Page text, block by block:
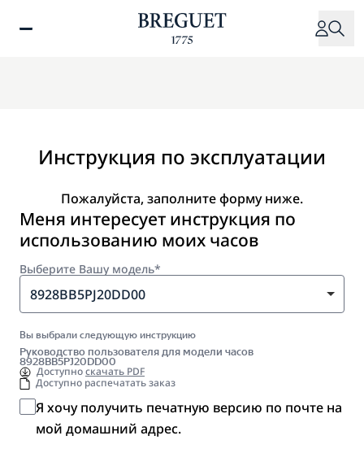
Инструкция по эксплуатации
Пожалуйста, заполните форму ниже.
Меня интересует инструкция по
использованию моих часов
Выберите Вашу модель*
8928BB5PJ20DD00
Вы выбрали следующую инструкцию
Руководство пользователя для модели часов
8928BB5PJ20DD00
Доступноскачать PDF
Доступно распечатать заказ
Я хочу получить печатную версию по почте на
мой домашний адрес.